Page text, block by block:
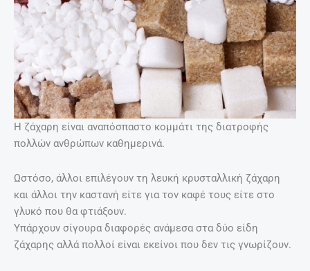
Η ζάχαρη είναι αναπόσπαστο κομμάτι της διατροφής
πολλών ανθρώπων καθημερινά.
Ωστόσο, άλλοι επιλέγουν τη λευκή κρυσταλλική ζάχαρη
και άλλοι την καστανή είτε για τον καφέ τους είτε στο
γλυκό που θα φτιάξουν.
Υπάρχουν σίγουρα διαφορές ανάμεσα στα δύο είδη
ζάχαρης αλλά πολλοί είναι εκείνοι που δεν τις γνωρίζουν.